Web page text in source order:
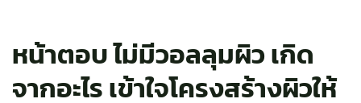
หน้าตอบ ไม่มีวอลลุมผิว เกิด
จากอะไร เข้าใจโครงสร้างผิวให้